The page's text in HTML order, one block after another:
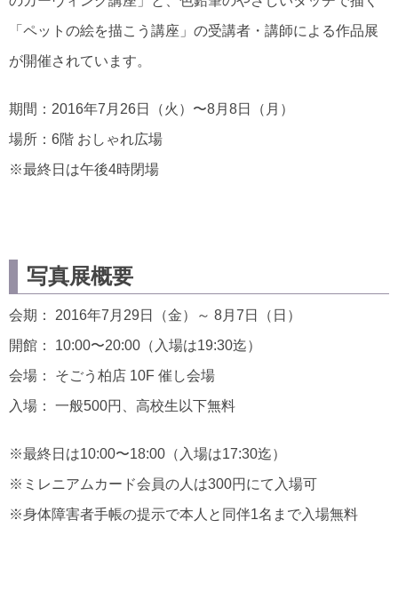
「ペットの絵を描こう講座」の受講者・講師による作品展
が開催されています。
期間：2016年7月26日（火）〜8月8日（月）
場所：6階 おしゃれ広場
※最終日は午後4時閉場
写真展概要
会期： 2016年7月29日（金）～ 8月7日（日）
開館： 10:00〜20:00（入場は19:30迄）
会場： そごう柏店 10F 催し会場
入場： 一般500円、高校生以下無料
※最終日は10:00〜18:00（入場は17:30迄）
※ミレニアムカード会員の人は300円にて入場可
※身体障害者手帳の提示で本人と同伴1名まで入場無料